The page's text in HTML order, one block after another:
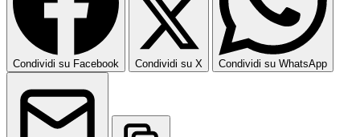
Condividi su Facebook Condividi su X Condividi su WhatsApp